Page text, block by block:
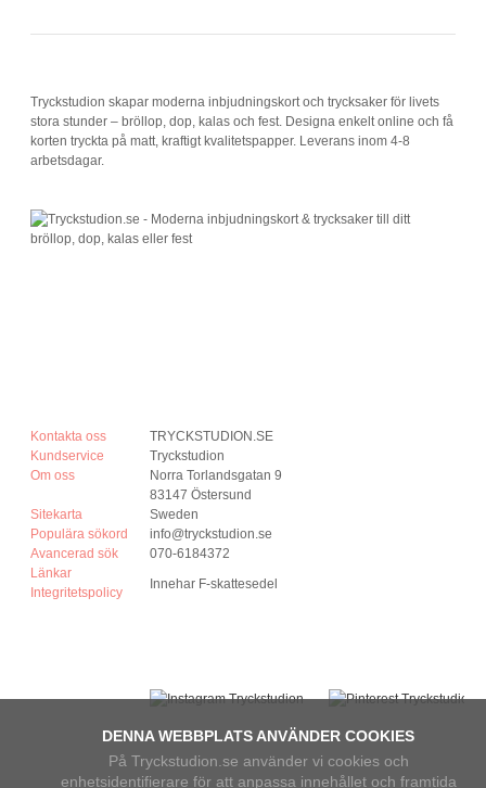
DENNA WEBBPLATS ANVÄNDER COOKIES
På Tryckstudion.se använder vi cookies och
enhetsidentifierare för att anpassa innehållet och framtida
Tryckstudion skapar moderna inbjudningskort och trycksaker för livets
stora stunder – bröllop, dop, kalas och fest. Designa enkelt online och få
korten tryckta på matt, kraftigt kvalitetspapper. Leverans inom 4-8
arbetsdagar.
Kontakta oss
Kundservice
Om oss
Sitekarta
Populära sökord
Avancerad sök
Länkar
Integritetspolicy
TRYCKSTUDION.SE
Tryckstudion
Norra Torlandsgatan 9
83147 Östersund
Sweden
info@tryckstudion.se
070-6184372
Innehar F-skattesedel